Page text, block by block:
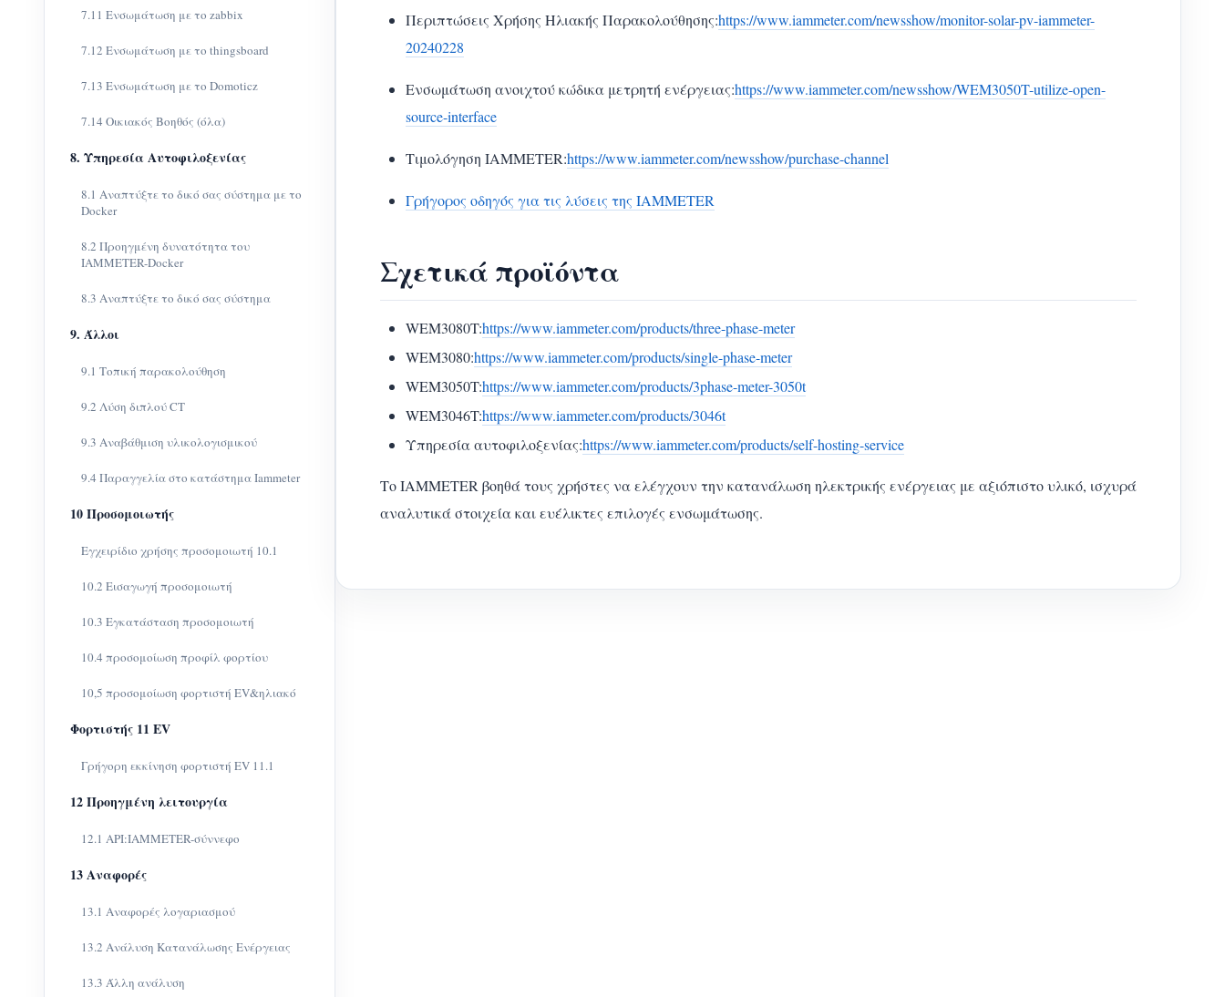
7.11 Ενσωμάτωση με το zabbix
7.12 Ενσωμάτωση με το thingsboard
7.13 Ενσωμάτωση με το Domoticz
7.14 Οικιακός Βοηθός (όλα)
8. Υπηρεσία Αυτοφιλοξενίας
8.1 Αναπτύξτε το δικό σας σύστημα με το
Docker
8.2 Προηγμένη δυνατότητα του
IAMMETER-Docker
8.3 Αναπτύξτε το δικό σας σύστημα
9. Άλλοι
9.1 Τοπική παρακολούθηση
9.2 Λύση διπλού CT
9.3 Αναβάθμιση υλικολογισμικού
9.4 Παραγγελία στο κατάστημα Iammeter
10 Προσομοιωτής
Εγχειρίδιο χρήσης προσομοιωτή 10.1
10.2 Εισαγωγή προσομοιωτή
10.3 Εγκατάσταση προσομοιωτή
10.4 προσομοίωση προφίλ φορτίου
10,5 προσομοίωση φορτιστή EV&ηλιακό
Φορτιστής 11 EV
Γρήγορη εκκίνηση φορτιστή EV 11.1
12 Προηγμένη λειτουργία
12.1 API:IAMMETER-σύννεφο
13 Αναφορές
13.1 Αναφορές λογαριασμού
13.2 Ανάλυση Κατανάλωσης Ενέργειας
13.3 Άλλη ανάλυση
Περιπτώσεις Χρήσης Ηλιακής Παρακολούθησης:https://www.iammeter.com/newsshow/monitor-solar-pv-iammeter-
20240228
Ενσωμάτωση ανοιχτού κώδικα μετρητή ενέργειας:https://www.iammeter.com/newsshow/WEM3050T-utilize-open-
source-interface
Τιμολόγηση IAMMETER:https://www.iammeter.com/newsshow/purchase-channel
Γρήγορος οδηγός για τις λύσεις της IAMMETER
Σχετικά προϊόντα
WEM3080T:https://www.iammeter.com/products/three-phase-meter
WEM3080:https://www.iammeter.com/products/single-phase-meter
WEM3050T:https://www.iammeter.com/products/3phase-meter-3050t
WEM3046T:https://www.iammeter.com/products/3046t
Υπηρεσία αυτοφιλοξενίας:https://www.iammeter.com/products/self-hosting-service
Το IAMMETER βοηθά τους χρήστες να ελέγχουν την κατανάλωση ηλεκτρικής ενέργειας με αξιόπιστο υλικό, ισχυρά
αναλυτικά στοιχεία και ευέλικτες επιλογές ενσωμάτωσης.